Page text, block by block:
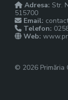
Adresa: Str.
515700
Email:
Telefon:
Web:
© 2026 Primăria